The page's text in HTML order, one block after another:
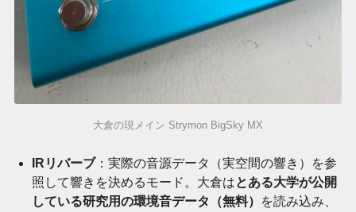
大倉の現メイン Strymon BigSky MX
IRリバーブ：実際の音源データ（実空間の響き）を参
照して響きを決めるモード。大倉はとある大学が公開
している研究用の環境音データ（無料）
を読み込み、